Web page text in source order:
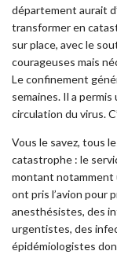
département aurait
transformer en
sur place, avec le
courageuses mais
Le confinement
semaines. Il a
circulation du virus.
Vous le savez, tous
catastrophe : le
montant notamment
ont pris l’avion pour
anesthésistes, des
urgentistes, des
épidémiologistes